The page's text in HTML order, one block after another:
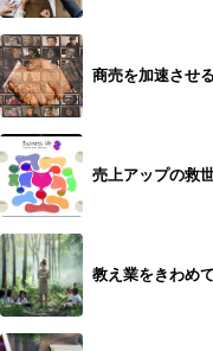
商売を加速させ
売上アップの救
教え業をきわめ